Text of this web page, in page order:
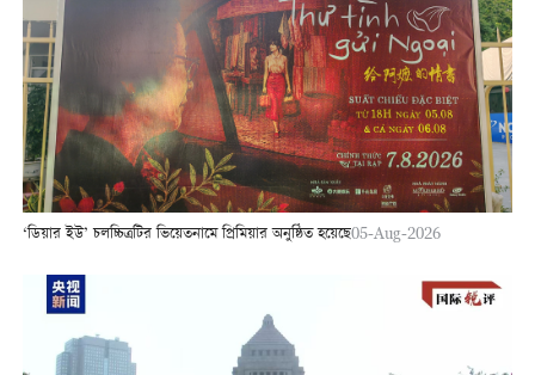
‘ডিয়ার ইউ’ চলচ্চিত্রটির ভিয়েতনামে প্রিমিয়ার অনুষ্ঠিত হয়েছে05-Aug-2026